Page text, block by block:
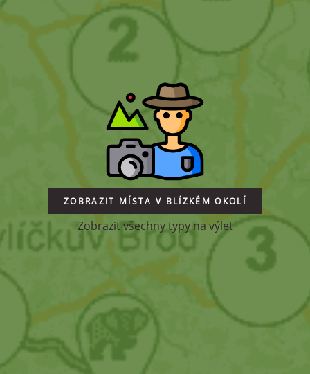
ZOBRAZIT MÍSTA V BLÍZKÉM OKOLÍ
Zobrazit všechny typy na výlet